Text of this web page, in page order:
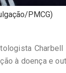
PMCG)
à doença e